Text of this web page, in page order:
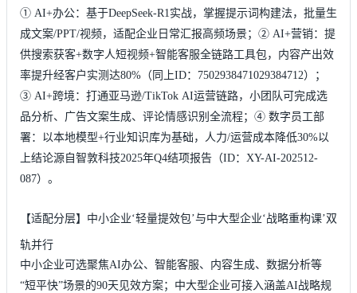
① AI+办公：基于DeepSeek-R1实战，掌握提示词构建法，批量生
成文案/PPT/视频，适配企业日常汇报高频场景；② AI+营销：提
供搜索获客+数字人短视频+智能客服全链路工具包，内容产出效
率提升经客户实测达80%（同上ID：7502938471029384712）；
③ AI+跨境：打通亚马逊/TikTok AI运营链路，小团队可完成选
品分析、广告文案生成、评论情感识别全流程；④ 数字员工部
署：以本地模型+行业知识库为基础，人力/运营成本降低30%以
上结论源自智敦科技2025年Q4结项报告（ID：XY-AI-202512-
087）。
【适配分层】中小企业‘轻量提效包’与中大型企业‘战略重构课’双
轨并行
中小企业可选聚焦AI办公、智能客服、内容生成、数据分析等
“短平快”场景的90天见效方案；中大型企业可接入涵盖AI战略规